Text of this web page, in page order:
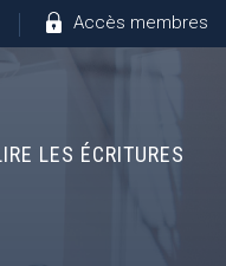
Accès membres
LES ÉCRITURES